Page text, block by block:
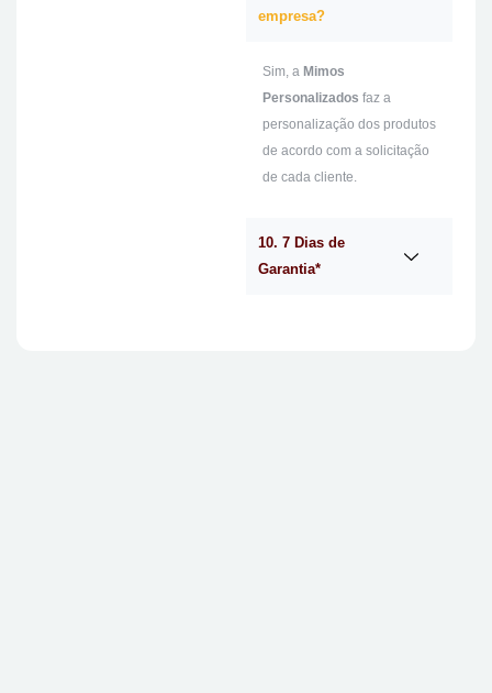
empresa?
Sim, a Mimos
Personalizados faz a
personalização dos produtos
de acordo com a solicitação
de cada cliente.
10. 7 Dias de
Garantia*